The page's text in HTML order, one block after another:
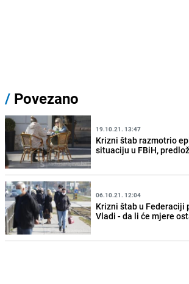
/ Povezano
19.10.21. 13:47
Krizni štab razmotrio
situaciju u FBiH,
06.10.21. 12:04
Krizni štab u Federaciji
Vladi - da li će mjere